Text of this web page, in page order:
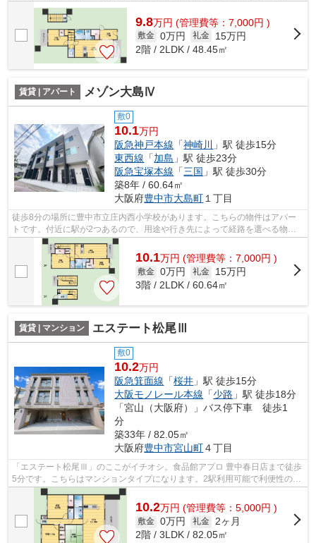
9.8万円 (管理費等：7,000円 )
敷金 0万円 礼金
15万円
2階 / 2LDK / 48.45㎡
賃貸 | アパート メゾン大島Ⅳ
敷0
10.1万円
阪急神戸本線 「神崎川
」駅 徒歩15分
東西線 「加島 」駅 徒歩23分
阪急宝塚本線 「三国 」駅 徒歩30分
築8年 / 60.64㎡
大阪府豊中市大島町 １丁目
徒歩8分の場所に豊中市立庄内西小学校があります。こちらの物件はアパー
トです。付近に駅が2つあるので、用途や行き先によって経路を選べる物件
です。こちらの物件は駅まで徒歩で15分...
10.1万円 (管理費等：7,000円 )
敷金 0万円 礼金
15万円
3階 / 2LDK / 60.64㎡
賃貸 | マンション エステート松尾Ⅲ
敷0
10.2万円
阪急箕面線 「桜井 」駅 徒歩15分
大阪モノレール本線 「少路 」駅 徒歩18分
「宮山（大阪府）」バス停下車 徒歩1
分
築33年 / 82.05㎡
大阪府豊中市宮山町４丁目
「エステート松尾Ⅲ」のここがイチオシ。食品館アプロ 豊中春日店まで徒歩
5分です。こちらはマンションタイプになります。2駅利用可能で利便性の高
い物件です。豊中市エリアにある賃貸...
10.2万円 (管理費等：5,000円 )
敷金 0万円 礼金
2ヶ月
2階 / 3LDK / 82.05㎡